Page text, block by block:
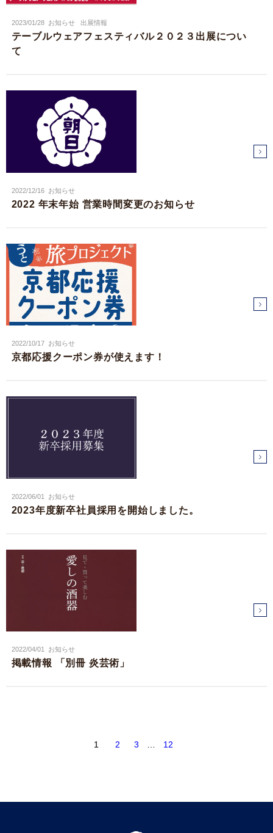
2023/01/28 お知らせ 出展情報
テーブルウェアフェスティバル２０２３出展につい
て
2022/12/16 お知らせ
2022 年末年始 営業時間変更のお知らせ
2022/10/17 お知らせ
京都応援クーポン券が使えます！
2022/06/01 お知らせ
2023年度新卒社員採用を開始しました。
2022/04/01 お知らせ
掲載情報 「別冊 炎芸術」
1 2 3 12